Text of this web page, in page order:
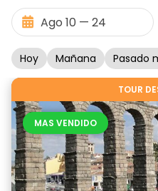
Hoy Mañana Pasado
TOUR
MAS VENDIDO